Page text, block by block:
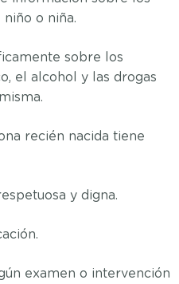
o niña.
sobre los
el alcohol y las drogas
recién nacida tiene
y digna.
examen o intervención